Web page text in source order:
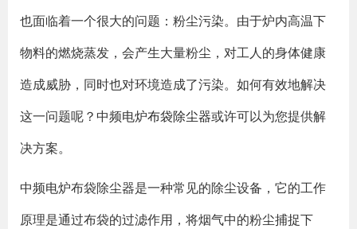
也面临着一个很大的问题：粉尘污染。由于炉内高温下
物料的燃烧蒸发，会产生大量粉尘，对工人的身体健康
造成威胁，同时也对环境造成了污染。如何有效地解决
这一问题呢？中频电炉布袋除尘器或许可以为您提供解
决方案。
中频电炉布袋除尘器是一种常见的除尘设备，它的工作
原理是通过布袋的过滤作用，将烟气中的粉尘捕捉下